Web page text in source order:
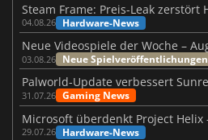
04.08.26 Hardware-News
03.08.26 Neue Spielveröffentlichungen
31.07.26 Gaming News
29.07.26 Hardware-News